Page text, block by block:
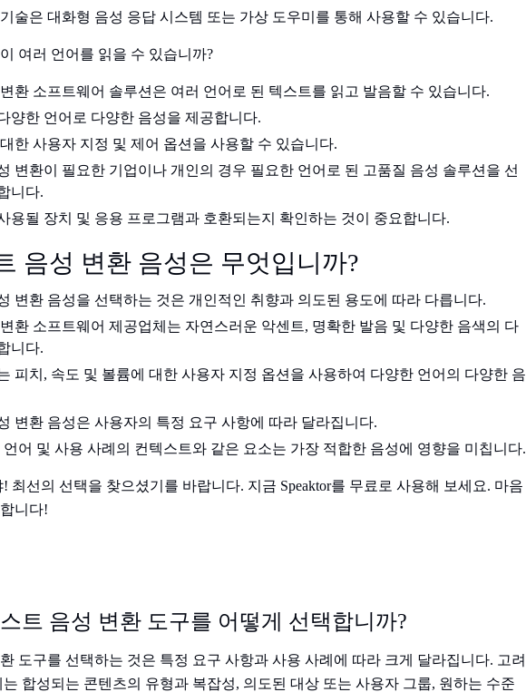
술은 대화형 음성 응답 시스템 또는 가상 도우미를 통해 사용할 수 있습니다.
여러 언어를 읽을 수 있습니까?
환 소프트웨어 솔루션은 여러 언어로 된 텍스트를 읽고 발음할 수 있습니다.
양한 언어로 다양한 음성을 제공합니다.
한 사용자 지정 및 제어 옵션을 사용할 수 있습니다.
변환이 필요한 기업이나 개인의 경우 필요한 언어로 된 고품질 음성 솔루션을 선
니다.
용될 장치 및 응용 프로그램과 호환되는지 확인하는 것이 중요합니다.
음성 변환 음성은 무엇입니까?
변환 음성을 선택하는 것은 개인적인 취향과 의도된 용도에 따라 다릅니다.
환 소프트웨어 제공업체는 자연스러운 악센트, 명확한 발음 및 다양한 음색의 다
니다.
피치, 속도 및 볼륨에 대한 사용자 지정 옵션을 사용하여 다양한 언어의 다양한 음
변환 음성은 사용자의 특정 요구 사항에 따라 달라집니다.
어 및 사용 사례의 컨텍스트와 같은 요소는 가장 적합한 음성에 영향을 미칩니다.
최선의 선택을 찾으셨기를 바랍니다. 지금 Speaktor를 무료로 사용해 보세요. 마음
니다!
트 음성 변환 도구를 어떻게 선택합니까?
도구를 선택하는 것은 특정 요구 사항과 사용 사례에 따라 크게 달라집니다. 고려
합성되는 콘텐츠의 유형과 복잡성, 의도된 대상 또는 사용자 그룹, 원하는 수준